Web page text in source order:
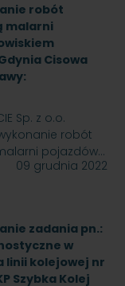
robót
malarni
Cisowa
Sp. z o.o.
robót
pojazdów…
09 grudnia 2022
zadania pn.:
w
linii kolejowej nr
Szybka Kolej